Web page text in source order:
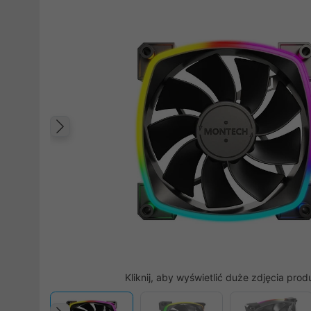
Poprzedni
Kliknij, aby wyświetlić duże zdjęcia